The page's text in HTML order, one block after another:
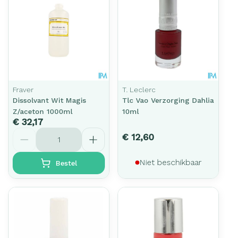
Fraver
Dissolvant Wit Magis
Z/aceton 1000ml
€ 32,17
Aantal
Bestel
T. Leclerc
Tlc Vao Verzorging Dahlia
10ml
€ 12,60
Niet beschikbaar